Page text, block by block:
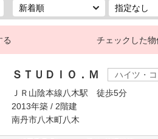
る チェックした物
ＳＴＵＤＩＯ．Ｍ
ハイツ・
ＪＲ山陰本線八木駅 徒歩5分
2013年築 / 2階建
南丹市八木町八木